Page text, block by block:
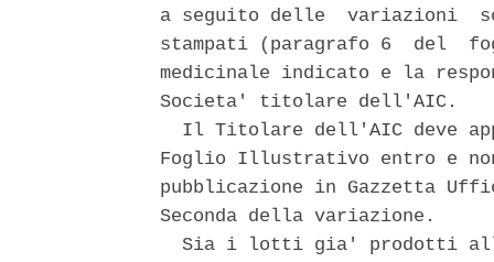
a seguito delle  variazioni
stampati (paragrafo 6  del
medicinale indicato e la
Societa' titolare dell'AIC.
Il Titolare dell'AIC deve
Foglio Illustrativo entro e
pubblicazione in Gazzetta
Seconda della variazione.
Sia i lotti gia' prodotti